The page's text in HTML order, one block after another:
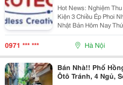
Hot News: Nghiệm
Kiện 3 Chiều Ép Phoi
Nhật Bản Hôm Nay Thứ Năm Ngày 9 Tháng 11, Công Ty
Rotec Việt Nam Rất
Máy Ép Kiện 3 Chiều-
0971 *** *** Hà Nội
Bán Nhà!! Phố
Ôtô Tránh, 4 Ngủ,